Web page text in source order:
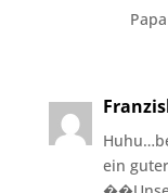
ein